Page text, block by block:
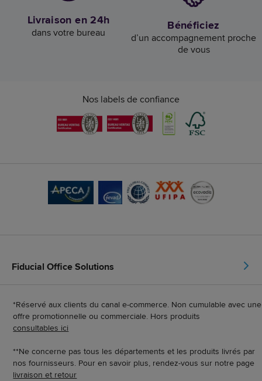
Livraison en 24h
dans votre bureau Bénéficiez
d’un accompagnement proche
de vous
Nos labels de confiance
Fiducial Office Solutions
*Réservé aux clients du canal e-commerce. Non cumulable avec une
offre promotionnelle ou commerciale. Hors produits
consultables ici
**Ne concerne pas tous les départements et les produits livrés par
nos fournisseurs. Pour en savoir plus, rendez-vous sur notre page
livraison et retour